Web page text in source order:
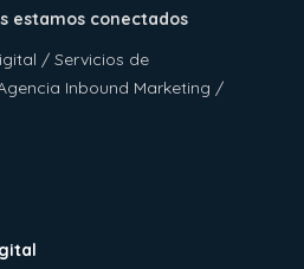
estamos conectados
/ Servicios de
Inbound Marketing /